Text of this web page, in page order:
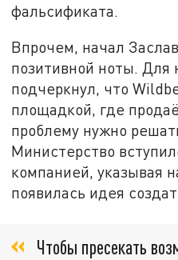
фальсификата.
Впрочем, начал
позитивной ноты. Для
подчеркнул, что
площадкой, где
проблему нужно
Министерство
компанией, указывая
появилась идея
Чтобы пресекать